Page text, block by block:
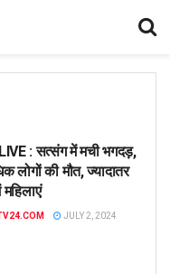
: सत्संग में मची भगदड़,
लोगों की मौत, ज्यादातर
JULY 2, 2024